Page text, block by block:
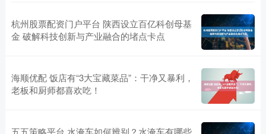
杭州股票配资门户平台 陕西设立百亿科创母基
金 破解科技创新与产业融合的堵点卡点
海顺优配 饭店有“3大宝藏菜品”：干净又暴利，
老板和厨师都喜欢吃！
五五策略平台 水淹车如何辨别？水淹车有哪些